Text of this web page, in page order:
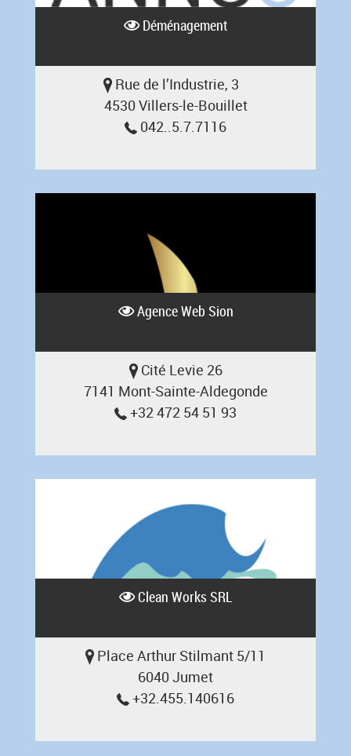
Déménagement
Rue de l’Industrie, 3
4530 Villers-le-Bouillet
042..5.7.7116
Agence Web Sion
Cité Levie 26
7141 Mont-Sainte-Aldegonde
+32 472 54 51 93
Clean Works SRL
Place Arthur Stilmant 5/11
6040 Jumet
+32.455.140616